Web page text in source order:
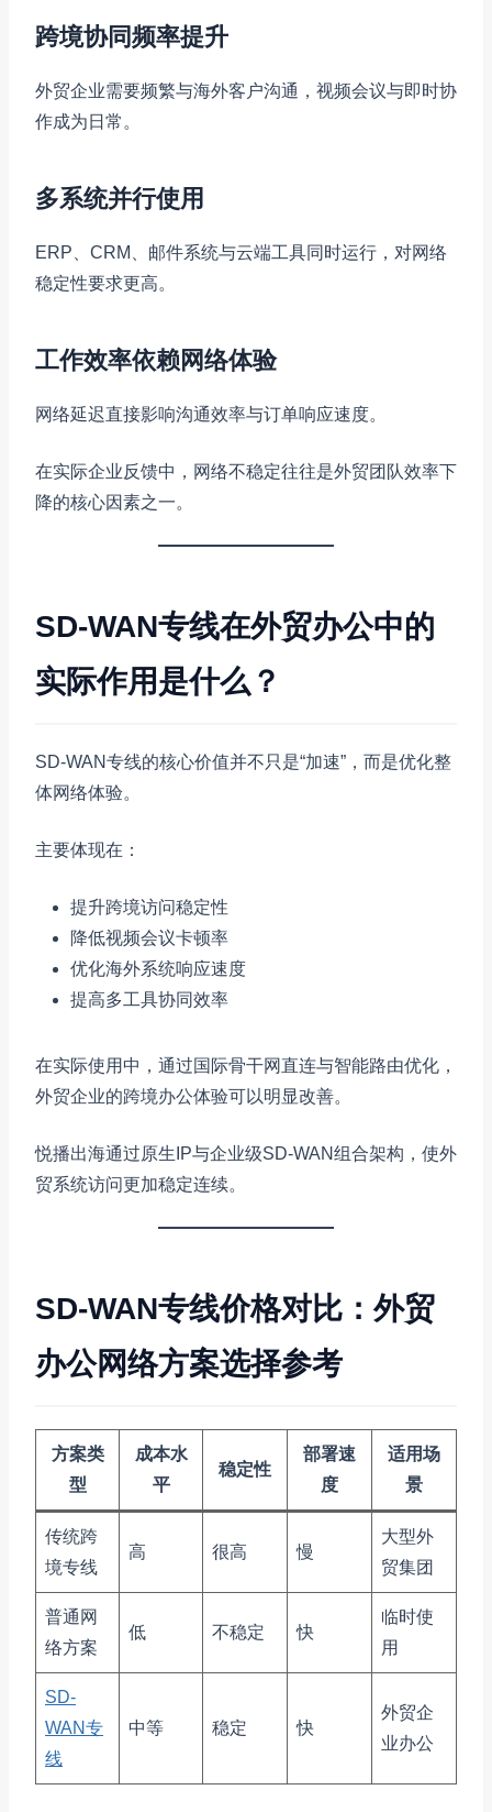
跨境协同频率提升
外贸企业需要频繁与海外客户沟通，视频会议与即时协
作成为日常。
多系统并行使用
ERP、CRM、邮件系统与云端工具同时运行，对网络
稳定性要求更高。
工作效率依赖网络体验
网络延迟直接影响沟通效率与订单响应速度。
在实际企业反馈中，网络不稳定往往是外贸团队效率下
降的核心因素之一。
SD-WAN专线在外贸办公中的
实际作用是什么？
SD-WAN专线的核心价值并不只是“加速”，而是优化整
体网络体验。
主要体现在：
提升跨境访问稳定性
降低视频会议卡顿率
优化海外系统响应速度
提高多工具协同效率
在实际使用中，通过国际骨干网直连与智能路由优化，
外贸企业的跨境办公体验可以明显改善。
悦播出海通过原生IP与企业级SD-WAN组合架构，使外
贸系统访问更加稳定连续。
SD-WAN专线价格对比：外贸
办公网络方案选择参考
方案类
型
成本水
平
稳定性
部署速
度
适用场
景
传统跨
境专线
高 很高 慢
大型外
贸集团
普通网
络方案
低 不稳定 快
临时使
用
SD-
WAN专
线
中等 稳定 快
外贸企
业办公